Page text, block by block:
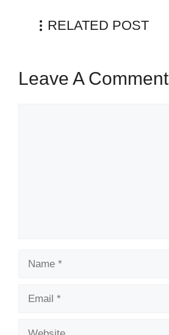
RELATED POST
Leave A Comment